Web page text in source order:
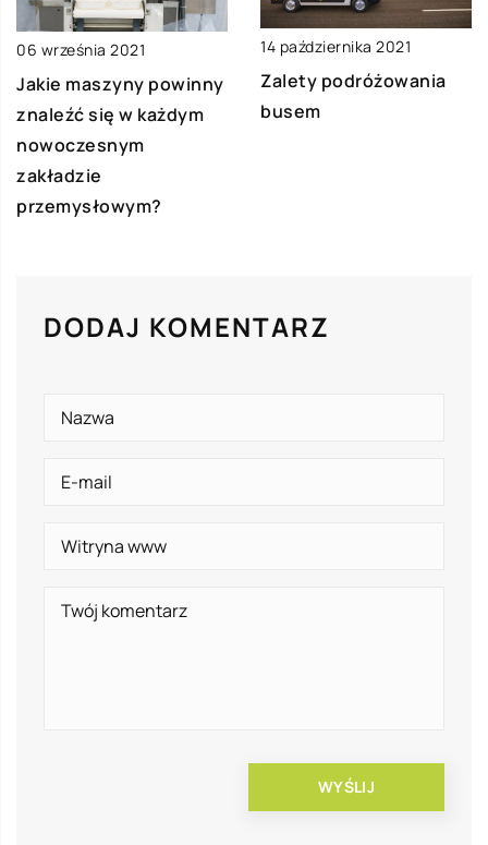
06 września 2021
Jakie maszyny powinny
znaleźć się w każdym
nowoczesnym
zakładzie
przemysłowym?
14 października 2021
Zalety podróżowania
busem
DODAJ KOMENTARZ